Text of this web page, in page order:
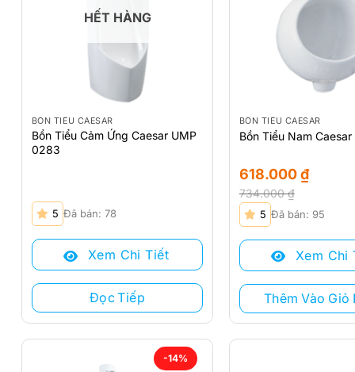
HẾT HÀNG
BỒN TIỂU CAESAR
Bồn Tiểu Cảm Ứng Caesar UMP
0283
5 Đã bán: 78
Xem Chi Tiết
Đọc Tiếp
BỒN TIỂU CAESAR
Bồn Tiểu Nam Caesar
734.000₫
Giá
gốc
là:
734.000 ₫.
618.000₫
Giá
hiện
tại
618.000 ₫.
5 Đã bán: 95
Xem Chi
Thêm Vào Giỏ
-14%